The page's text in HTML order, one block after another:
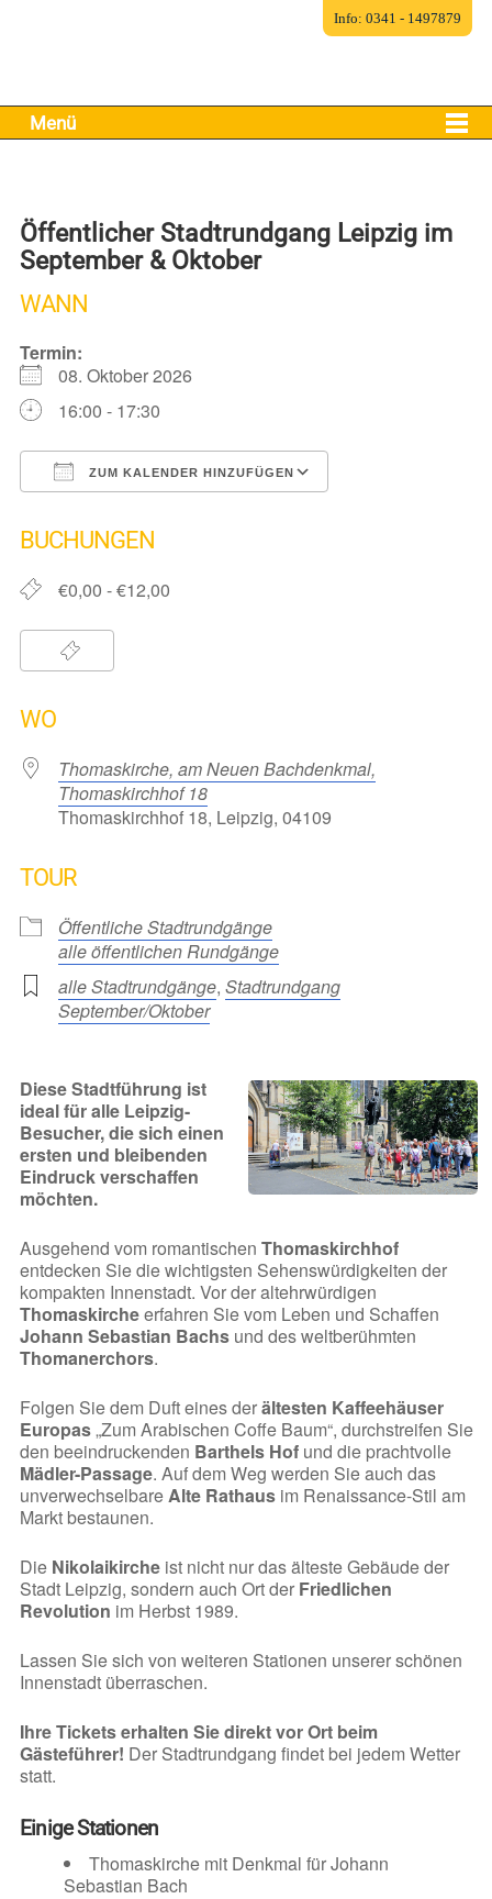
Menü
Öffentlicher Stadtrundgang Leipzig im
September & Oktober
WANN
Termin:
08. Oktober 2026
16:00 - 17:30
ZUM KALENDER HINZUFÜGEN
BUCHUNGEN
€0,00 - €12,00
WO
Thomaskirche, am Neuen Bachdenkmal,
Thomaskirchhof 18
Thomaskirchhof 18, Leipzig, 04109
TOUR
Öffentliche Stadtrundgänge
alle öffentlichen Rundgänge
alle Stadtrundgänge, Stadtrundgang
September/Oktober
Diese Stadtführung ist
ideal für alle Leipzig-
Besucher, die sich einen
ersten und bleibenden
Eindruck verschaffen
möchten.
Ausgehend vom romantischen Thomaskirchhof
entdecken Sie die wichtigsten Sehenswürdigkeiten der
kompakten Innenstadt. Vor der altehrwürdigen
Thomaskircheerfahren Sie vom Leben und Schaffen
Johann Sebastian Bachsund des weltberühmten
Thomanerchors.
Folgen Sie dem Duft eines derältesten Kaffeehäuser
Europas„Zum Arabischen Coffe Baum“, durchstreifen Sie
den beeindruckenden Barthels Hofund die prachtvolle
Mädler-Passage. Auf dem Weg werden Sie auch das
unverwechselbareAlte Rathausim Renaissance-Stil am
Markt bestaunen.
Die Nikolaikircheist nicht nur das älteste Gebäude der
Stadt Leipzig, sondern auch Ort der Friedlichen
Revolution im Herbst 1989.
Lassen Sie sich von weiteren Stationen unserer schönen
Innenstadt überraschen.
Ihre Tickets erhalten Sie direkt vor Ort beim
Gästeführer! Der Stadtrundgang findet bei jedem Wetter
statt.
Einige Stationen
Thomaskirche mit Denkmal für Johann
Sebastian Bach
Info: 0341 - 1497879